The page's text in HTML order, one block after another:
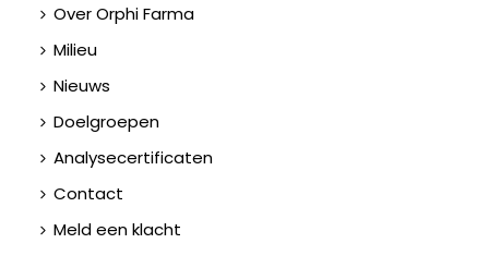
Over Orphi Farma
Milieu
Nieuws
Doelgroepen
Analysecertificaten
Contact
Meld een klacht